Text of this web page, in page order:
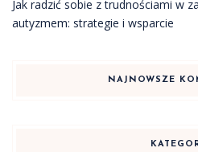
Jak radzić sobie z trudnościami w
autyzmem: strategie i wsparcie
NAJNOWSZE